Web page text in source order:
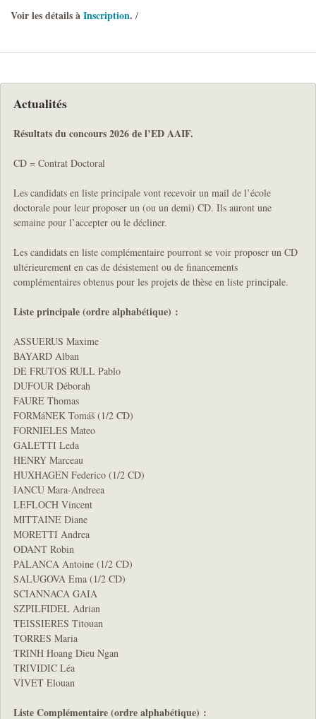
Voir les détails àInscription. /
Actualités
Résultats du concours 2026 de l’ED AAIF.
CD = Contrat Doctoral
Les candidats en liste principale vont recevoir un mail de l’école
doctorale pour leur proposer un (ou un demi) CD. Ils auront une
semaine pour l’accepter ou le décliner.
Les candidats en liste complémentaire pourront se voir proposer un CD
ultérieurement en cas de désistement ou de financements
complémentaires obtenus pour les projets de thèse en liste principale.
Liste principale (ordre alphabétique) :
ASSUERUS Maxime
BAYARD Alban
DE FRUTOS RULL Pablo
DUFOUR Déborah
FAURE Thomas
FORMáNEK Tomáš (1/2 CD)
FORNIELES Mateo
GALETTI Leda
HENRY Marceau
HUXHAGEN Federico (1/2 CD)
IANCU Mara-Andreea
LEFLOCH Vincent
MITTAINE Diane
MORETTI Andrea
ODANT Robin
PALANCA Antoine (1/2 CD)
SALUGOVA Ema (1/2 CD)
SCIANNACA GAIA
SZPILFIDEL Adrian
TEISSIERES Titouan
TORRES Maria
TRINH Hoang Dieu Ngan
TRIVIDIC Léa
VIVET Elouan
Liste Complémentaire (ordre alphabétique) :